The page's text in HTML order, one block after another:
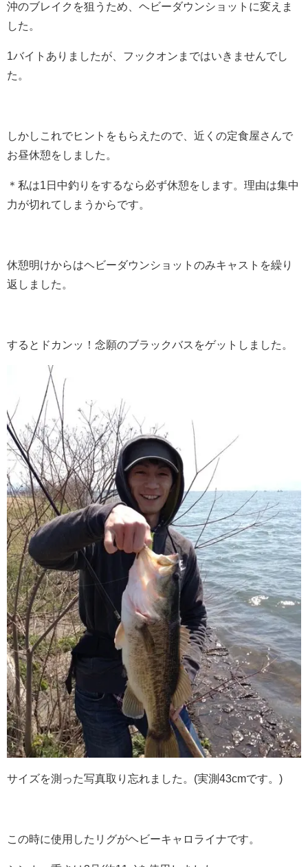
沖のブレイクを狙うため、ヘビーダウンショットに変えま
した。
1バイトありましたが、フックオンまではいきませんでし
た。
しかしこれでヒントをもらえたので、近くの定食屋さんで
お昼休憩をしました。
＊私は1日中釣りをするなら必ず休憩をします。理由は集中
力が切れてしまうからです。
休憩明けからはヘビーダウンショットのみキャストを繰り
返しました。
するとドカンッ！念願のブラックバスをゲットしました。
サイズを測った写真取り忘れました。(実測43cmです。)
この時に使用したリグがヘビーキャロライナです。